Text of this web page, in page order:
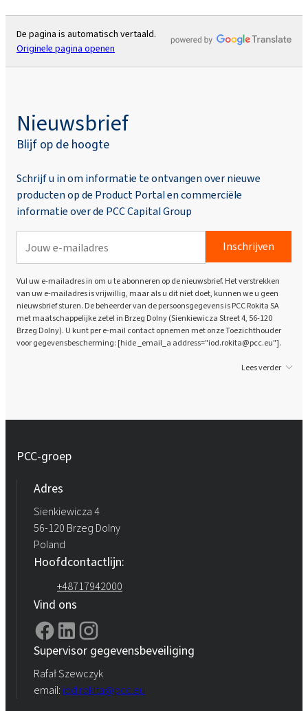
De pagina is automatisch vertaald.
Originele pagina openen
Nieuwsbrief
Blijf op de hoogte
Schrijf u in om informatie te ontvangen over nieuwe
producten op de Product Portal en commerciële
informatie over de PCC Capital Group
Inschrijven
Vul uw e-mailadres in om u te abonneren op de nieuwsbrief. Het verstrekken
van uw e-mailadres is vrijwillig, maar als u dit niet doet, kunnen we u geen
nieuwsbrief sturen. De beheerder van de persoonsgegevens is PCC Rokita SA
met maatschappelijke zetel in Brzeg Dolny (Sienkiewicza Street 4, 56-120
Brzeg Dolny). U kunt per e-mail contact opnemen met onze Toezichthouder
voor gegevensbescherming: [hide _email_a address="iod.rokita@pcc.eu"].
Lees verder
PCC-groep
Adres
Sienkiewicza 4
56-120 Brzeg Dolny
Poland
Hoofdcontactlijn:
+48717942000
Vind ons
Supervisor gegevensbeveiliging
Rafał Szewczyk
email: iod.rokita@pcc.eu